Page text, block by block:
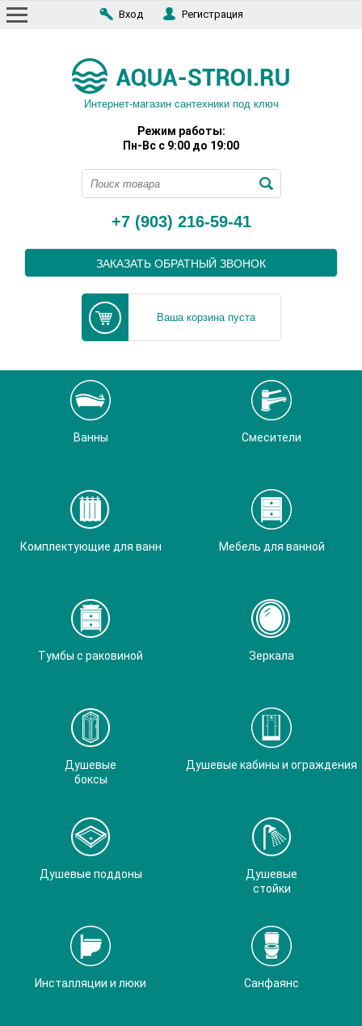
Вход Регистрация
Интернет-магазин сантехники под ключ
Режим работы:
Пн-Вс с 9:00 до 19:00
+7 (903) 216-59-41
ЗАКАЗАТЬ ОБРАТНЫЙ ЗВОНОК
Ваша корзина пуста
Ванны Смесители
Комплектующие для ванн Мебель для ванной
Тумбы с раковиной Зеркала
Душевые
боксы
Душевые кабины и ограждения
Душевые поддоны
Душевые
стойки
Инсталляции и люки Санфаянс